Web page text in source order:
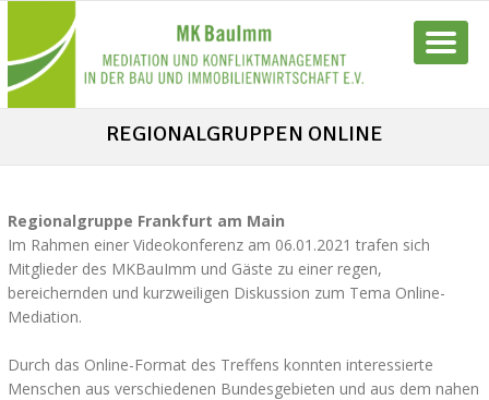
REGIONALGRUPPEN ONLINE
Regionalgruppe Frankfurt am Main
Im Rahmen einer Videokonferenz am 06.01.2021 trafen sich
Mitglieder des MKBauImm und Gäste zu einer regen,
bereichernden und kurzweiligen Diskussion zum Tema Online-
Mediation.
Durch das Online-Format des Treffens konnten interessierte
Menschen aus verschiedenen Bundesgebieten und aus dem nahen